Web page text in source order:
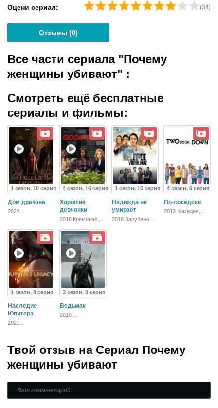
Оцени сериал: (34)
Отзывы (0)
Все части сериала "Почему
женщины убивают" :
Смотреть ещё бесплатные
сериалы и фильмы:
1 сезон, 10 серия
Дом дракона
2022
4 сезон, 16 серия
Хорошие
девчонки
2018 Криминал,
Зарубежный,
Драма
1 сезон, 15 серия
Надежда не
умирает
2016 Зарубежный,
4 сезон, 6 серия
По-соседски
2013 Комедия,
1 сезон, 8 серия
Наследие
Юпитера
2021
Драма
3 сезон, 8 серия
Ведьмак
2019
Твой отзыв на Сериал Почему
женщины убивают